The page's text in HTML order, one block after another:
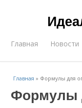
Главная Новости
Главная » Формулы для
Формулы